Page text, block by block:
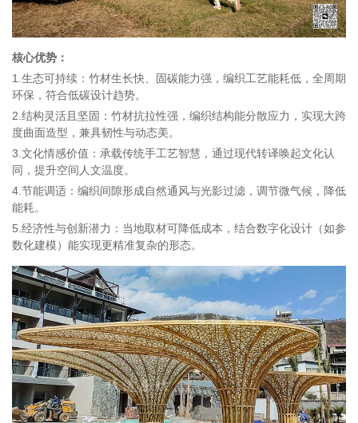
核心优势：
1.生态可持续：竹材生长快、固碳能力强，编织工艺能耗低，全周期
环保，符合低碳设计趋势。
2.结构灵活且坚固：竹材抗拉性强，编织结构能分散应力，实现大跨
度曲面造型，兼具韧性与动态美。
3.文化情感价值：承载传统手工艺智慧，通过现代转译唤起文化认
同，提升空间人文温度。
4.节能调适：编织间隙形成自然通风与光影过滤，调节微气候，降低
能耗。
5.经济性与创新潜力：当地取材可降低成本，结合数字化设计（如参
数化建模）能实现更精准复杂的形态。